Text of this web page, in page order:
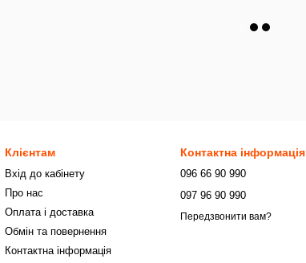
Клієнтам
Вхід до кабінету
Про нас
Оплата і доставка
Обмін та повернення
Контактна інформація
Контактна інформація
096 66 90 990
097 96 90 990
Передзвонити вам?